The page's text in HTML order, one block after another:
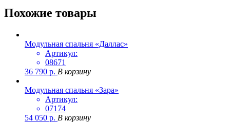
Похожие товары
Модульная спальня «Даллас»
Артикул:
08671
36 790 р. В корзину
Модульная спальня «Зара»
Артикул:
07174
54 050 р. В корзину